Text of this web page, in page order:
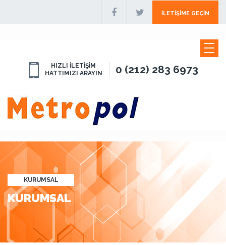
İLETIŞIME GEÇIN
HIZLI İLETİŞİM
HATTIMIZI ARAYIN
0 (212) 283 6973
KURUMSAL
KURUMSAL